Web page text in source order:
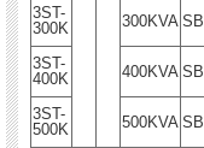
3ST-
300K
300KVA SB
3ST-
400K
400KVA SB
3ST-
500K
500KVA SB